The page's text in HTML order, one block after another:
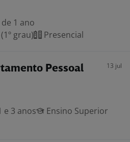
1 ano
grau)
Presencial
Pessoal 13 jul
e 3 anos
Ensino Superior